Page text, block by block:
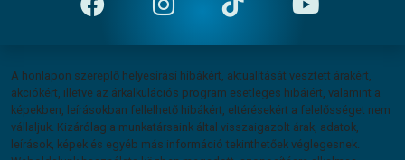
Felelősség vállalás
A honlapon szereplő helyesírási hibákért, aktualitását vesztett árakért,
akciókért, illetve az árkalkulációs program esetleges hibáiért, valamint a
képekben, leírásokban fellelhető hibákért, eltérésekért a felelősséget nem
vállaljuk. Kizárólag a munkatársaink által visszaigazolt árak, adatok,
leírások, képek és egyéb más információ tekinthetőek véglegesnek.